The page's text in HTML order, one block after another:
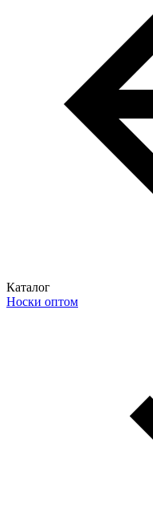
Каталог
Носки оптом